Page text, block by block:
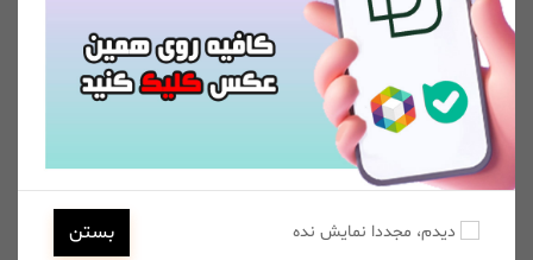
دیدم، مجددا نمایش نده بستن